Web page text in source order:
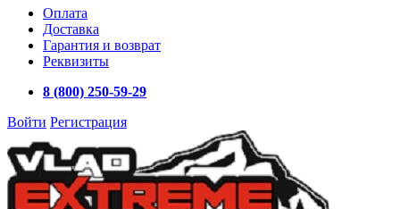
Оплата
Доставка
Гарантия и возврат
Реквизиты
8 (800) 250-59-29
Войти Регистрация